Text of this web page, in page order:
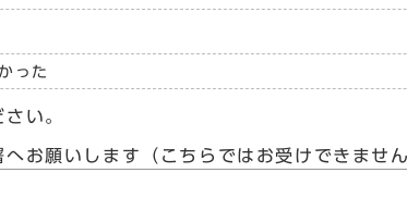
った
い。
お願いします（こちらではお受けできませ